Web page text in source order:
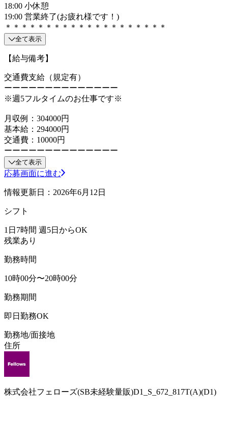
18:00 小休憩
19:00 営業終了(お疲れ様です！)
＊＊＊＊＊＊＊＊＊＊＊＊＊＊＊＊＊＊＊＊
全て表示
【給与備考】
交通費支給（規定有）
ーーーーーーーーーーーーーー
※週5フルタイムのお仕事です※
月収例：304000円
基本給：294000円
交通費：10000円
ーーーーーーーーーーーーーー
全て表示
応募画面に進む
情報更新日：2026年6月12日
シフト
1日7時間 週5日からOK
残業あり
勤務時間
10時00分〜20時00分
勤務期間
即日勤務OK
勤務地/面接地
住所
株式会社フェローズ(SB未経験量販)D1_S_672_817T(A)(D1)